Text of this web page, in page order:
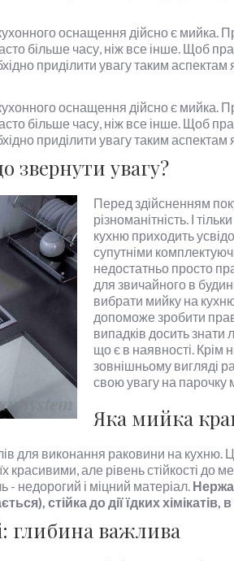
оснащення дійсно є мийка.
більше часу, ніж все інше. Щоб
приділити увагу таким
оснащення дійсно є мийка.
більше часу, ніж все інше. Щоб
приділити увагу таким
звернути увагу?
Перед здійсненням
різноманітність. І
кухню приходить
супутніми
недостатньо просто
для звичайного в
вибрати мийку на
допоможе зробити
випадків досить знати
що є в наявності. Крім
зовнішньому вигляді
свою увагу на парочку
Яка мийка
для виконання раковини на кухню.
красивими, але рівень стійкості до
недорогий і міцний матеріал.
стійка до дії їдких
глибина важлива